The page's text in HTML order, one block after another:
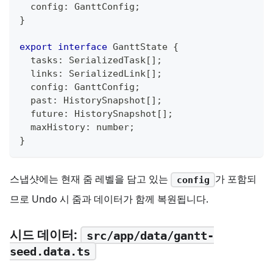
  config
: GanttConfig ;
}
export interface GanttState {
  tasks
: SerializedTask[ ] ;
  links
: SerializedLink[ ] ;
  config
: GanttConfig ;
  past
: HistorySnapshot [ ] ;
  future
: HistorySnapshot [ ] ;
  maxHistory
: number;
}
스냅샷에는 현재 줌 레벨을 담고 있는 config
가 포함되
므로 Undo 시 줌과 데이터가 함께 복원됩니다.
시드 데이터:
src/app/data/gantt-
seed.data.ts